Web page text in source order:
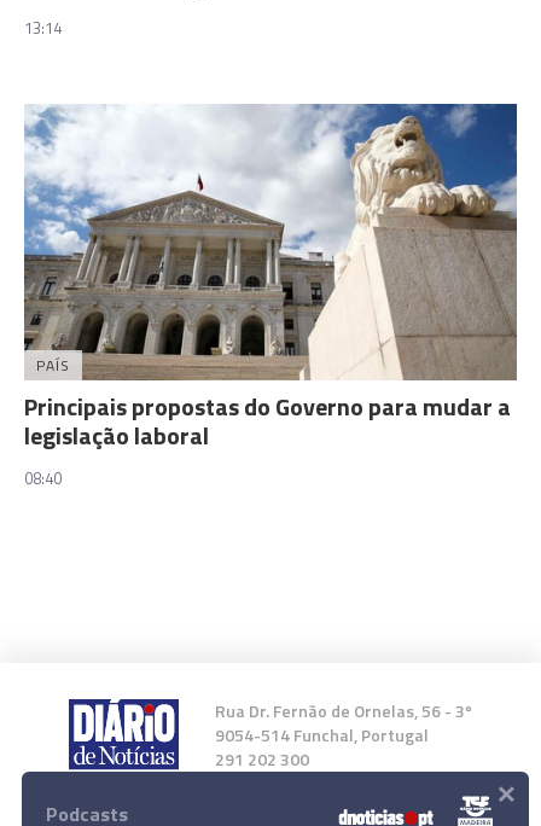
13:14
PAÍS
Principais propostas do Governo para mudar a
legislação laboral
08:40
Rua Dr. Fernão de Ornelas, 56 - 3º
9054-514 Funchal, Portugal
291 202 300
Instale a nossa App
Podcasts ×